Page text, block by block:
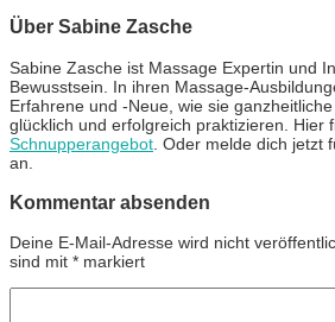
Über Sabine Zasche
Sabine Zasche ist Massage Expertin und
Bewusstsein. In ihren Massage-
Erfahrene und -Neue, wie sie
glücklich und erfolgreich praktizieren. Hier
Schnupperangebot . Oder melde dich jetzt
an.
Kommentar absenden
Deine E-Mail-Adresse wird nicht
sind mit * markiert